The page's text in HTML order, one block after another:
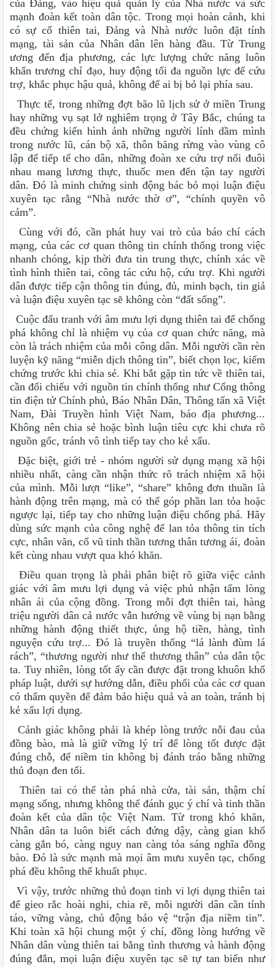
của Đảng, vào hiệu quả quản lý của Nhà nước và sức
mạnh đoàn kết toàn dân tộc. Trong mọi hoàn cảnh, khi
có sự cố thiên tai, Đảng và Nhà nước luôn đặt tính
mạng, tài sản của Nhân dân lên hàng đầu. Từ Trung
ương đến địa phương, các lực lượng chức năng luôn
khẩn trương chỉ đạo, huy động tối đa nguồn lực để cứu
trợ, khắc phục hậu quả, không để ai bị bỏ lại phía sau.
Thực tế, trong những đợt bão lũ lịch sử ở miền Trung
hay những vụ sạt lở nghiêm trọng ở Tây Bắc, chúng ta
đều chứng kiến hình ảnh những người lính dầm mình
trong nước lũ, cán bộ xã, thôn băng rừng vào vùng cô
lập để tiếp tế cho dân, những đoàn xe cứu trợ nối đuôi
nhau mang lương thực, thuốc men đến tận tay người
dân. Đó là minh chứng sinh động bác bỏ mọi luận điệu
xuyên tạc rằng “Nhà nước thờ ơ”, “chính quyền vô
cảm”.
Cùng với đó, cần phát huy vai trò của báo chí cách
mạng, của các cơ quan thông tin chính thống trong việc
nhanh chóng, kịp thời đưa tin trung thực, chính xác về
tình hình thiên tai, công tác cứu hộ, cứu trợ. Khi người
dân được tiếp cận thông tin đúng, đủ, minh bạch, tin giả
và luận điệu xuyên tạc sẽ không còn “đất sống”.
Cuộc đấu tranh với âm mưu lợi dụng thiên tai để chống
phá không chỉ là nhiệm vụ của cơ quan chức năng, mà
còn là trách nhiệm của mỗi công dân. Mỗi người cần rèn
luyện kỹ năng “miễn dịch thông tin”, biết chọn lọc, kiểm
chứng trước khi chia sẻ. Khi bắt gặp tin tức về thiên tai,
cần đối chiếu với nguồn tin chính thống như Cổng thông
tin điện tử Chính phủ, Báo Nhân Dân, Thông tấn xã Việt
Nam, Đài Truyền hình Việt Nam, báo địa phương...
Không nên chia sẻ hoặc bình luận tiêu cực khi chưa rõ
nguồn gốc, tránh vô tình tiếp tay cho kẻ xấu.
Đặc biệt, giới trẻ - nhóm người sử dụng mạng xã hội
nhiều nhất, càng cần nhận thức rõ trách nhiệm xã hội
của mình. Mỗi lượt “like”, “share” không đơn thuần là
hành động trên mạng, mà có thể góp phần lan tỏa hoặc
ngược lại, tiếp tay cho những luận điệu chống phá. Hãy
dùng sức mạnh của công nghệ để lan tỏa thông tin tích
cực, nhân văn, cổ vũ tinh thần tương thân tương ái, đoàn
kết cùng nhau vượt qua khó khăn.
Điều quan trọng là phải phân biệt rõ giữa việc cảnh
giác với âm mưu lợi dụng và việc phủ nhận tấm lòng
nhân ái của cộng đồng. Trong mỗi đợt thiên tai, hàng
triệu người dân cả nước vẫn hướng về vùng bị nạn bằng
những hành động thiết thực, ủng hộ tiền, hàng, tình
nguyện cứu trợ... Đó là truyền thống “lá lành đùm lá
rách”, “thương người như thể thương thân” của dân tộc
ta. Tuy nhiên, lòng tốt ấy cần được đặt trong khuôn khổ
pháp luật, dưới sự hướng dẫn, điều phối của các cơ quan
có thẩm quyền để đảm bảo hiệu quả và an toàn, tránh bị
kẻ xấu lợi dụng.
Cảnh giác không phải là khép lòng trước nỗi đau của
đồng bào, mà là giữ vững lý trí để lòng tốt được đặt
đúng chỗ, để niềm tin không bị đánh tráo bằng những
thủ đoạn đen tối.
Thiên tai có thể tàn phá nhà cửa, tài sản, thậm chí
mạng sống, nhưng không thể đánh gục ý chí và tinh thần
đoàn kết của dân tộc Việt Nam. Từ trong khó khăn,
Nhân dân ta luôn biết cách đứng dậy, càng gian khổ
càng gắn bó, càng nguy nan càng tỏa sáng nghĩa đồng
bào. Đó là sức mạnh mà mọi âm mưu xuyên tạc, chống
phá đều không thể khuất phục.
Vì vậy, trước những thủ đoạn tinh vi lợi dụng thiên tai
để gieo rắc hoài nghi, chia rẽ, mỗi người dân cần tỉnh
táo, vững vàng, chủ động bảo vệ “trận địa niềm tin”.
Khi toàn xã hội chung một ý chí, đồng lòng hướng về
Nhân dân vùng thiên tai bằng tình thương và hành động
đúng đắn, mọi luận điệu xuyên tạc sẽ tự tan biến như